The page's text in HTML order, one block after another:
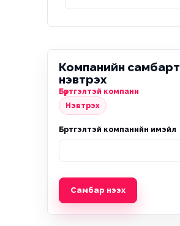
Компанийн самбарт
нэвтрэх
Бүртгэлтэй компани
Нэвтрэх
Бүртгэлтэй компанийн имэйл
Самбар нээх